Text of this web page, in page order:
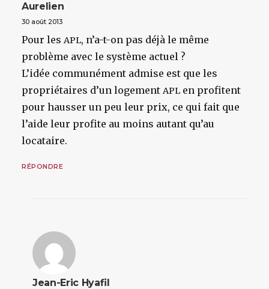
Aurelien
30 août 2013
Pour les APL, n’a-t-on pas déjà le même
problème avec le système actuel ?
L’idée communément admise est que les
propriétaires d’un logement APL en profitent
pour hausser un peu leur prix, ce qui fait que
l’aide leur profite au moins autant qu’au
locataire.
RÉPONDRE
Jean-Eric Hyafil